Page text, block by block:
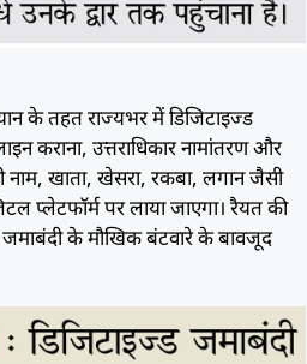
के तहत राज्यभर में डिजिटाइज्ड
कराना, उत्तराधिकार नामांतरण और
नाम, खाता, खेसरा, रकबा, लगान जैसी
प्लेटफॉर्म पर लाया जाएगा। रैयत की
जमाबंदी के मौखिक बंटवारे के बावजूद